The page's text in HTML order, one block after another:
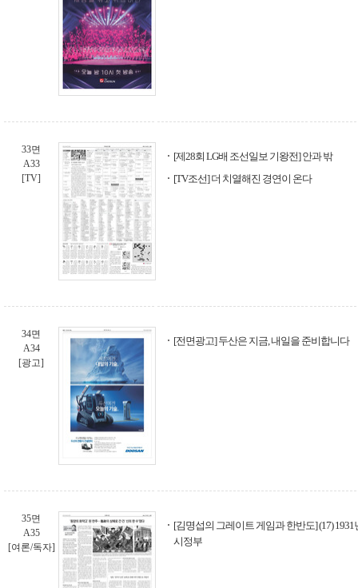
33면
A33
[TV]
[제28회 LG배 조선일보 기왕전] 안과 밖
[TV조선] 더 치열해진 경연이 온다
34면
A34
[광고]
[전면광고] 두산은 지금, 내일을 준비합니다
35면
A35
[여론/독자]
[김명섭의 그레이트 게임과 한반도] (17)
시정부